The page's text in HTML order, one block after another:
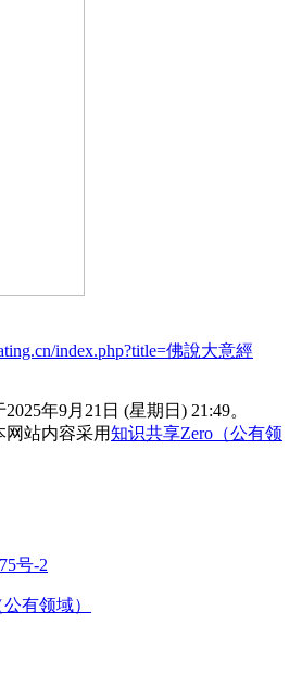
index.php?title=佛說大意經
年9月21日 (星期日) 21:49。
网站内容采用知识共享Zero（公有领
号-2